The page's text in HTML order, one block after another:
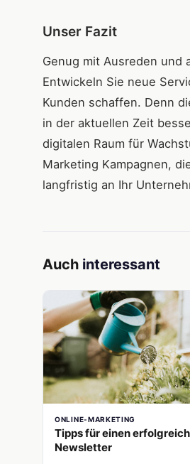
Unser Fazit
Genug mit Ausreden und
Entwickeln Sie neue
Kunden schaffen. Denn
in der aktuellen Zeit
digitalen Raum für
Marketing Kampagnen,
langfristig an Ihr
Auch interessant
ONLINE-MARKETING
Tipps für einen
Newsletter